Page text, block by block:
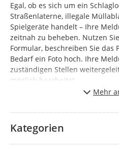
Egal, ob es sich um ein
Straßenlaterne, illegale
Spielgeräte handelt – Ihre
zeitnah zu beheben. Nutzen
Formular, beschreiben Sie das
Bedarf ein Foto hoch. Ihre
zuständigen Stellen
möglich bearbeitet.
Gemeinsam sorgen wir für
Hinweis: Bitte beachten Sie,
Rückmeldung zu einer
Mehr
Kategorien